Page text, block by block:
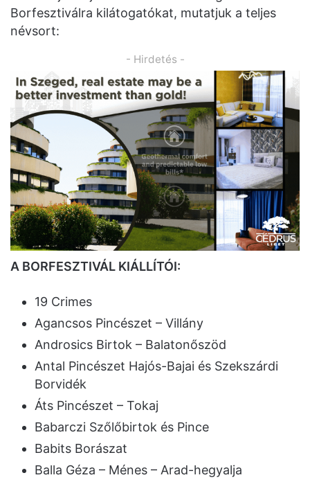
Borfesztiválra kilátogatókat, mutatjuk a teljes
névsort:
- Hirdetés -
A BORFESZTIVÁL KIÁLLÍTÓI:
19 Crimes
Agancsos Pincészet – Villány
Androsics Birtok – Balatonőszöd
Antal Pincészet Hajós-Bajai és Szekszárdi
Borvidék
Áts Pincészet – Tokaj
Babarczi Szőlőbirtok és Pince
Babits Borászat
Balla Géza – Ménes – Arad-hegyalja